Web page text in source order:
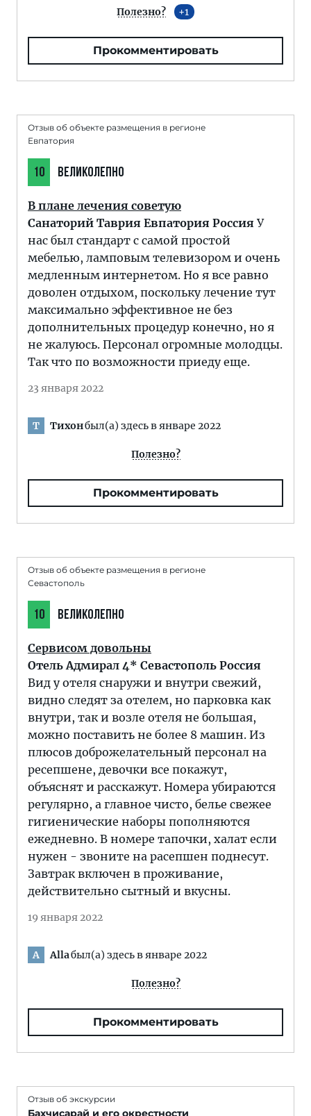
Полезно? 1
Прокомментировать
Отзыв об объекте размещения в регионе
Евпатория
10 ВЕЛИКОЛЕПНО
В плане лечения советую
Санаторий Таврия Евпатория Россия У
нас был стандарт с самой простой
мебелью, ламповым телевизором и очень
медленным интернетом. Но я все равно
доволен отдыхом, поскольку лечение тут
максимально эффективное не без
дополнительных процедур конечно, но я
не жалуюсь. Персонал огромные молодцы.
Так что по возможности приеду еще.
23 января 2022
Т Тихонбыл(а) здесь в январе 2022
Полезно?
Прокомментировать
Отзыв об объекте размещения в регионе
Севастополь
10 ВЕЛИКОЛЕПНО
Сервисом довольны
Отель Адмирал 4* Севастополь Россия
Вид у отеля снаружи и внутри свежий,
видно следят за отелем, но парковка как
внутри, так и возле отеля не большая,
можно поставить не более 8 машин. Из
плюсов доброжелательный персонал на
ресепшене, девочки все покажут,
объяснят и расскажут. Номера убираются
регулярно, а главное чисто, белье свежее
гигиенические наборы пополняются
ежедневно. В номере тапочки, халат если
нужен - звоните на расепшен поднесут.
Завтрак включен в проживание,
действительно сытный и вкусны.
19 января 2022
A Allaбыл(а) здесь в январе 2022
Полезно?
Прокомментировать
Отзыв об экскурсии
Бахчисарай и его окрестности